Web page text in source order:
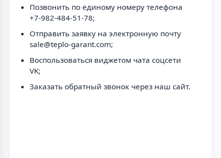
Позвонить по единому номеру телефона
+7-982-484-51-78;
Отправить заявку на электронную почту
sale@teplo-garant.com;
Воспользоваться виджетом чата соцсети
VK;
Заказать обратный звонок через наш сайт.